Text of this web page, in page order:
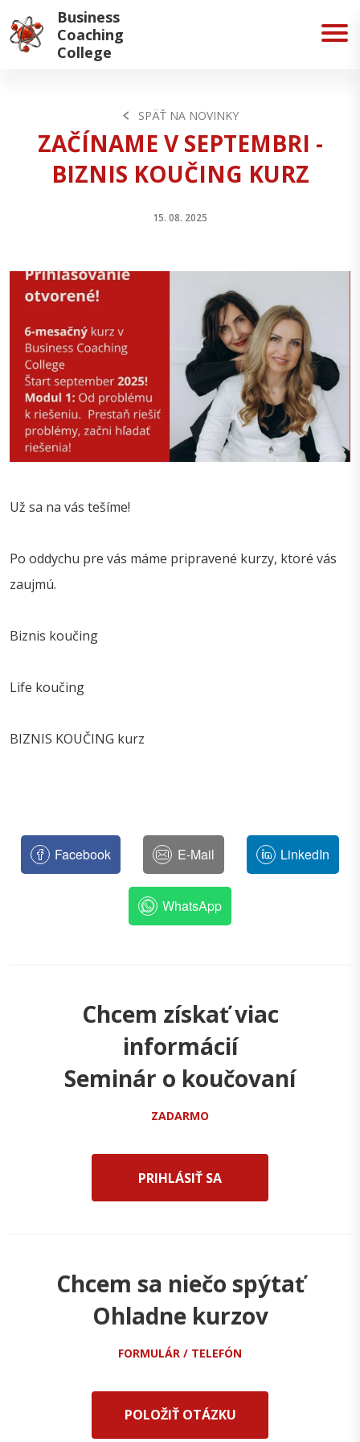
Business
Coaching
College
SPÄŤ NA NOVINKY
ZAČÍNAME V SEPTEMBRI -
BIZNIS KOUČING KURZ
15. 08. 2025
Už sa na vás tešíme!
Po oddychu pre vás máme pripravené kurzy, ktoré vás
zaujmú.
Biznis koučing
Life koučing
BIZNIS KOUČING kurz
Facebook E-Mail LinkedIn
WhatsApp
Chcem získať viac
informácií
Seminár o koučovaní
ZADARMO
PRIHLÁSIŤ SA
Chcem sa niečo spýtať
Ohladne kurzov
FORMULÁR / TELEFÓN
POLOŽIŤ OTÁZKU